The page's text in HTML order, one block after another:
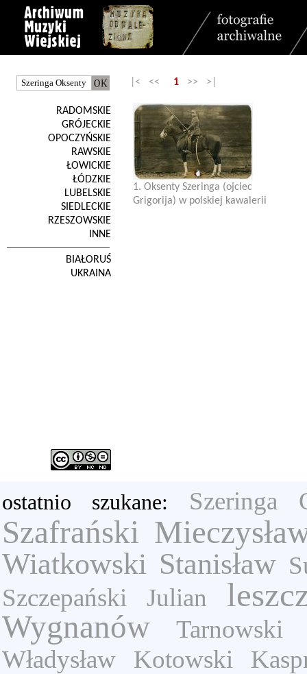
RADOMSKIE
GRÓJECKIE
OPOCZYŃSKIE
RAWSKIE
ŁOWICKIE
ŁÓDZKIE
LUBELSKIE
SIEDLECKIE
RZESZOWSKIE
INNE
BIAŁORUŚ
UKRAINA
|< << 1 >> >|
1. Oksenty Szeringa (ojciec
Grigorija) w polskiej kawalerii
ostatnio szukane: Szeringa
Szafrański
Wiatkowski Stanisław
Szczepański Julian
Wygnanów
Tarnowski
Władysław
Kotowski